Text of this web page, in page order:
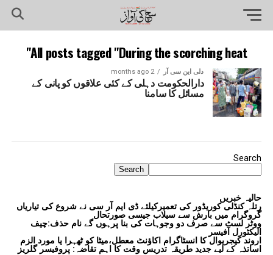
All posts tagged "During the scorching heat"
دلی این سی آر 2 months ago
دارالحکومت دہلی کے کئی علاقوں کو پانی کے
مسائل کا سامنا
Search
Search
حالیہ خبریں
رتلہ کنڈلی کوریڈور کی تعمیرکیلئے ڈی ایم آر سی نے شروع کی تیاریاں
گروگرام میں بارش سے سیلاب جیسی صورتحال
ووٹر لسٹ سے صرف دو وجوہات کی بنا پرہوں گے نام حذف:چیف
الیکٹورل آفیسر
اروند کیجریوال کا انسٹاگرام اکاؤنٹ معطل،میٹا کو ٹھہرا یا مورد الزم
اساتذہ کے لیے جدید طریقہ تدریس وقت کا اہم تقاضہ: پروفیسر گلریز